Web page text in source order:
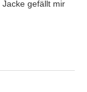
gefällt mir